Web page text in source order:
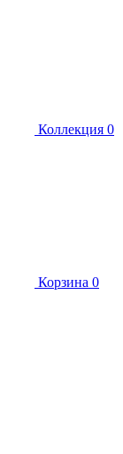
Коллекция 0
Корзина 0